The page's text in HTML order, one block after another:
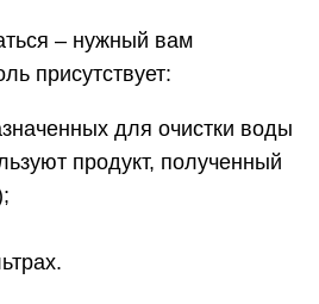
– нужный вам
присутствует:
для очистки воды
продукт, полученный